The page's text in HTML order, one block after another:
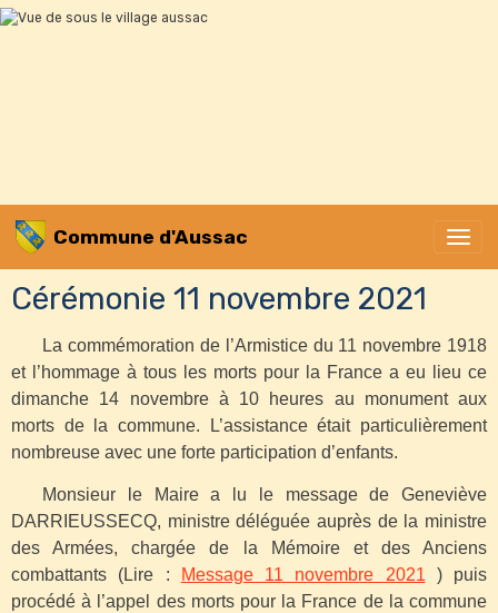
Commune d'Aussac
Cérémonie 11 novembre 2021
La commémoration de l’Armistice du 11 novembre 1918
et l’hommage à tous les morts pour la France a eu lieu ce
dimanche 14 novembre à 10 heures au monument aux
morts de la commune. L’assistance était particulièrement
nombreuse avec une forte participation d’enfants.
Monsieur le Maire a lu le message de Geneviève
DARRIEUSSECQ, ministre déléguée auprès de la ministre
des Armées, chargée de la Mémoire et des Anciens
combattants (Lire :
Message 11 novembre 2021 ) puis
procédé à l’appel des morts pour la France de la commune